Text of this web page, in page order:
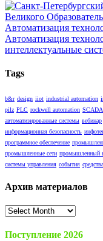
Tags
b&r design iiot industrial automation
pilz PLC rockwell automation SCADA
автоматизированные системы вебинар
информационная безопасность
программное обеспечение
промышленные сети промышленный
системы управления события
Архив материалов
Архив
Поступление 2026